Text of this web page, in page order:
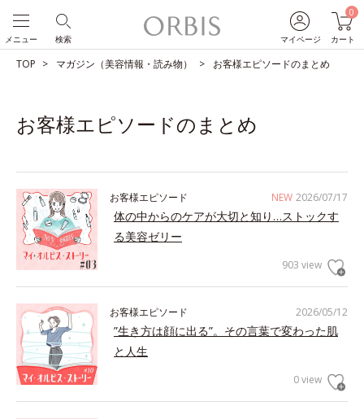
マイページ
0
カート
検索
メニュー
TOP マガジン（美容情報・読み物） お客様エピソードのまとめ
お客様エピソードのまとめ
NEW 2026/07/17
お客様エピソード
体の中からのケアが大切と知り…ストックす
る美容ゼリー
903 view
2026/05/12
お客様エピソード
”生き方は顔に出る”。その言葉で変わった肌
と人生
0 view